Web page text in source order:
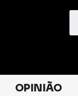
OPINIÃO